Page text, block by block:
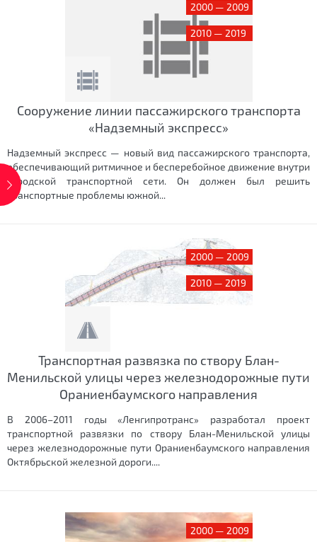
2000 — 2009
2010 — 2019
Сооружение линии пассажирского транспорта
«Надземный экспресс»
Надземный экспресс — новый вид пассажирского транспорта,
обеспечивающий ритмичное и бесперебойное движение внутри
городской транспортной сети. Он должен был решить
транспортные проблемы южной...
2000 — 2009
2010 — 2019
Транспортная развязка по створу Блан-
Менильской улицы через железнодорожные пути
Ораниенбаумского направления
В 2006–2011 годы «Ленгипротранс» разработал проект
транспортной развязки по створу Блан-Менильской улицы
через железнодорожные пути Ораниенбаумского направления
Октябрьской железной дороги....
2000 — 2009